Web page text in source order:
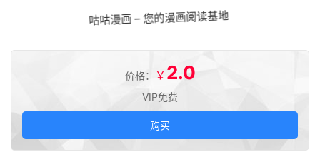
咕咕漫画 – 您的漫画阅读基地
价格： ￥2.0
VIP免费
购买